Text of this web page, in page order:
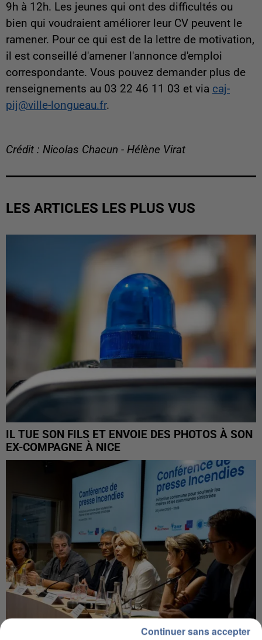
9h à 12h. Les jeunes qui ont des difficultés ou
bien qui voudraient améliorer leur CV peuvent le
ramener. Pour ce qui est de la lettre de motivation,
il est conseillé d'amener l'annonce d'emploi
correspondante. Vous pouvez demander plus de
renseignements au 03 22 46 11 03 et via caj-
pij@ville-longueau.fr.
Crédit : Nicolas Chacun - Hélène Virat
LES ARTICLES LES PLUS VUS
IL TUE SON FILS ET ENVOIE DES PHOTOS À SON
EX-COMPAGNE À NICE
Continuer sans accepter